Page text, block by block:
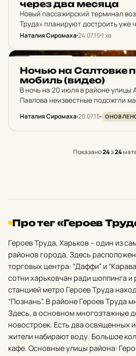
через два месяца
Новый пассажирский терминал
Труда» планируют достроить уже
этом сегодня, 24 июля, сообщил
Чиновник сказал, что сегодня
Наталия Сиромаха24.07.151 хв
Ночью на Сал­тов­ке
мо­биль (видео)
В ночь на 20 июля в районе улицы
Павлова неизвестные подожгли
июля в Харькове, на улице
неустановленные лица совершили
Наталия Сиромаха20.07.15
Показано24з24
Про тег «Героев
Героев Труда, Харьков – один из
районов города. Здесь
торговых центра: “Даффи” и
сотни харьковчан ради шоппинга и
станцией метро Героев Труда
“Познань”. В районе Героев Труда
Здесь, в основном многоэтажные
новостроек. Есть два освященных
жители набирают воду. Большое
кафе. Основные улицы района: